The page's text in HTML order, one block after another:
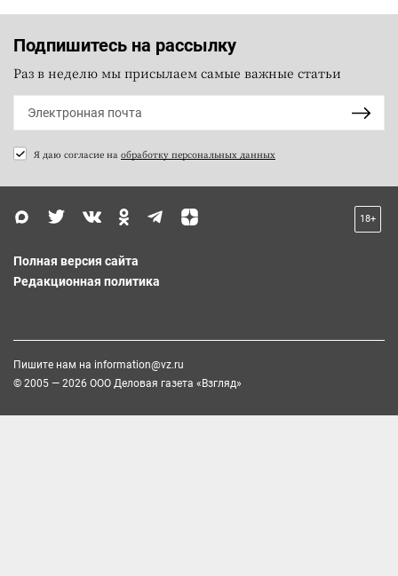
Подпишитесь на рассылку
Раз в неделю мы присылаем самые важные статьи
Я даю согласие на обработку персональных данных
18+
Полная версия сайта
Редакционная политика
Пишите нам на information@vz.ru
© 2005 — 2026 ООО Деловая газета «Взгляд»